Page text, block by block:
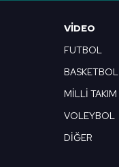
VIDEO
FUTBOL
BASKETBOL
MİLLİ TAKIM
VOLEYBOL
DİĞER